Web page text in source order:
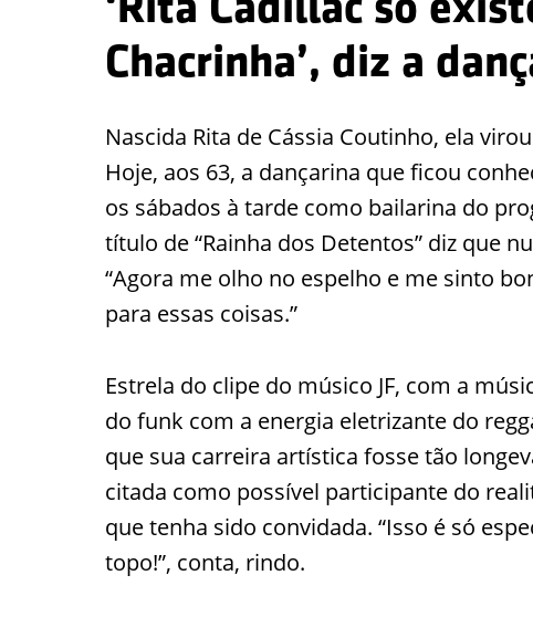
Chacrinha’, diz a
Nascida Rita de Cássia Coutinho, ela
Hoje, aos 63, a dançarina que ficou
os sábados à tarde como bailarina do
título de “Rainha dos Detentos” diz que
“Agora me olho no espelho e me sinto
para essas coisas.”
Estrela do clipe do músico JF, com a
do funk com a energia eletrizante do
que sua carreira artística fosse tão
citada como possível participante do
que tenha sido convidada. “Isso é só
topo!”, conta, rindo.